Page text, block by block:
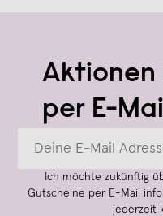
Aktionen
per E-
Ich möchte zukünftig
Gutscheine per E-Mail
jederzeit